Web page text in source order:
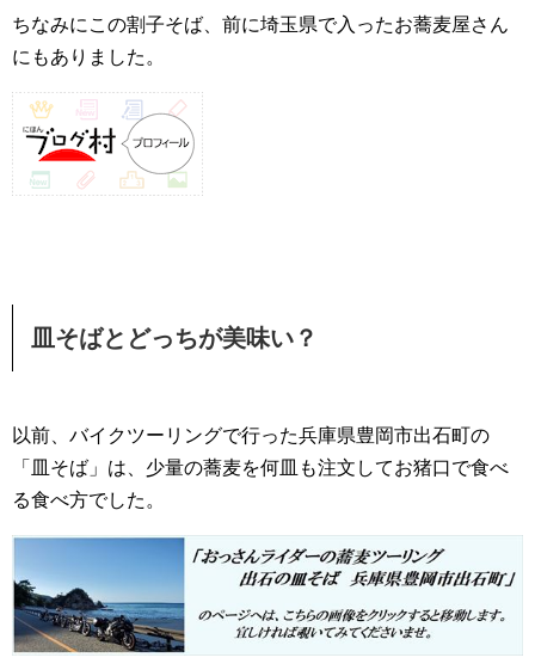
ちなみにこの割子そば、前に埼玉県で入ったお蕎麦屋さん
にもありました。
皿そばとどっちが美味い？
以前、バイクツーリングで行った兵庫県豊岡市出石町の
「皿そば」は、少量の蕎麦を何皿も注文してお猪口で食べ
る食べ方でした。